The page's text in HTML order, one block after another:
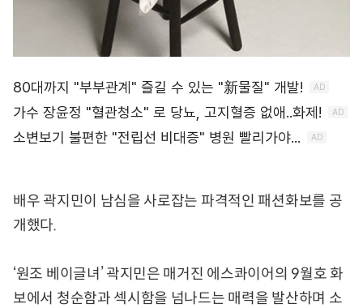
배우 곽지민이 남심을 사로잡는 파격적인 패션화보를 공
개했다.
‘원조 베이글녀’ 곽지민은 매거진 에스콰이어의 9월호 화
보에서 청순함과 섹시함을 넘나드는 매력을 발산하며 소